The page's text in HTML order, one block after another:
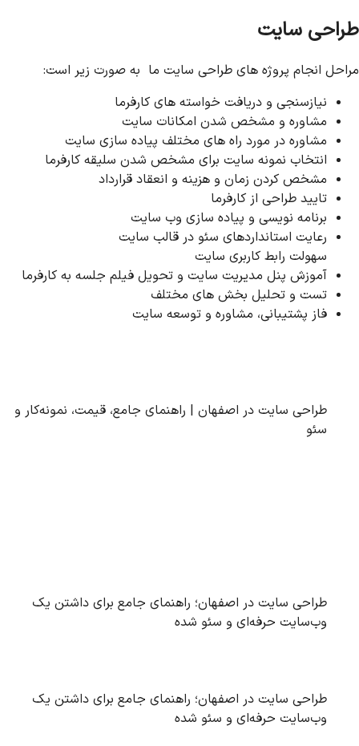
طراحی سایت
مراحل انجام پروژه های طراحی سایت ما به صورت زیر است:
نیازسنجی و دریافت خواسته های کارفرما
مشاوره و مشخص شدن امکانات سایت
مشاوره در مورد راه های مختلف پیاده سازی سایت
انتخاب نمونه سایت برای مشخص شدن سلیقه کارفرما
مشخص کردن زمان و هزینه و انعقاد قرارداد
تایید طراحی از کارفرما
برنامه نویسی و پیاده سازی وب سایت
رعایت استانداردهای سئو در قالب سایت
سهولت رابط کاربری سایت
آموزش پنل مدیریت سایت و تحویل فیلم جلسه به کارفرما
تست و تحلیل بخش های مختلف
فاز پشتیبانی، مشاوره و توسعه سایت
طراحی سایت در اصفهان | راهنمای جامع، قیمت، نمونه‌کار و
سئو
طراحی سایت در اصفهان؛ راهنمای جامع برای داشتن یک
وب‌سایت حرفه‌ای و سئو شده
طراحی سایت در اصفهان؛ راهنمای جامع برای داشتن یک
وب‌سایت حرفه‌ای و سئو شده